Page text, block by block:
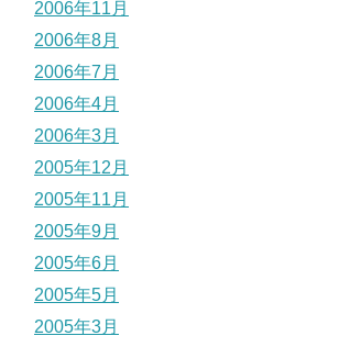
2006年11月
2006年8月
2006年7月
2006年4月
2006年3月
2005年12月
2005年11月
2005年9月
2005年6月
2005年5月
2005年3月